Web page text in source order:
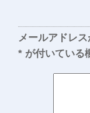
メールアドレス
* が付いている